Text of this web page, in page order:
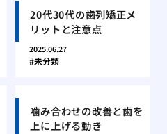
20代30代の歯列矯正メ
リットと注意点
2025.06.27
未分類
噛み合わせの改善と歯を
上に上げる動き